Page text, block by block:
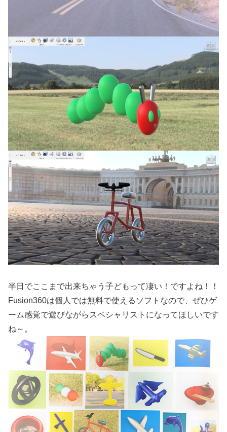
半日でここまで出来ちゃう子どもって凄い！ですよね！！
Fusion360は個人では無料で使えるソフトなので、ぜひゲ
ーム感覚で遊びながらスペシャリストになってほしいです
ね～。